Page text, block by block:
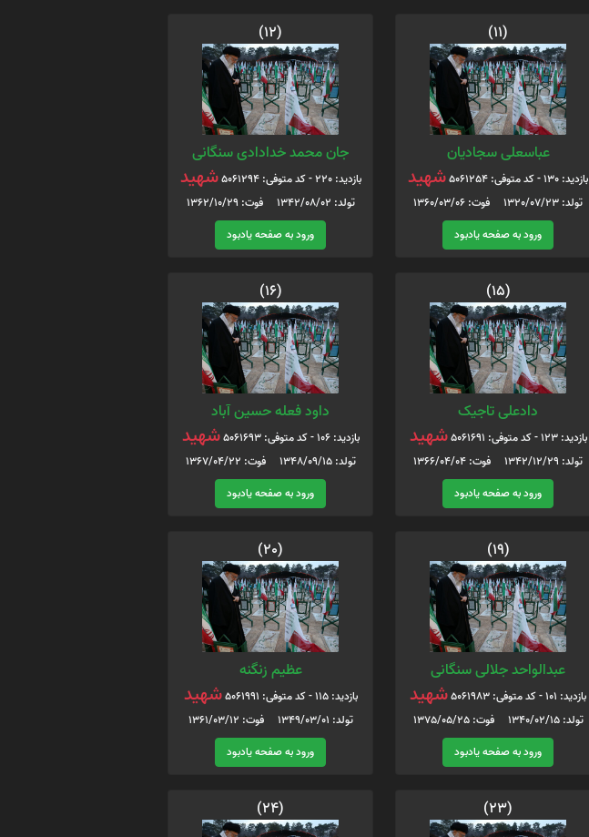
(11)
عباسعلی سجادیان
بازدید: 130 - کد متوفی: 5061254 شهید
تولد: 1320/07/23 فوت: 1360/03/06
ورود به صفحه یادبود
(12)
جان محمد خدادادی سنگانی
بازدید: 220 - کد متوفی: 5061294 شهید
تولد: 1342/08/02 فوت: 1362/10/29
ورود به صفحه یادبود
(15)
دادعلی تاجیک
بازدید: 123 - کد متوفی: 5061691 شهید
تولد: 1342/12/29 فوت: 1366/04/04
ورود به صفحه یادبود
(16)
داود فعله حسین آباد
بازدید: 106 - کد متوفی: 5061693 شهید
تولد: 1348/09/15 فوت: 1367/04/22
ورود به صفحه یادبود
(19)
عبدالواحد جلالی سنگانی
بازدید: 101 - کد متوفی: 5061983 شهید
تولد: 1340/02/15 فوت: 1375/05/25
ورود به صفحه یادبود
(20)
عظیم زنگنه
بازدید: 115 - کد متوفی: 5061991 شهید
تولد: 1349/03/01 فوت: 1361/03/12
ورود به صفحه یادبود
(23)
(24)